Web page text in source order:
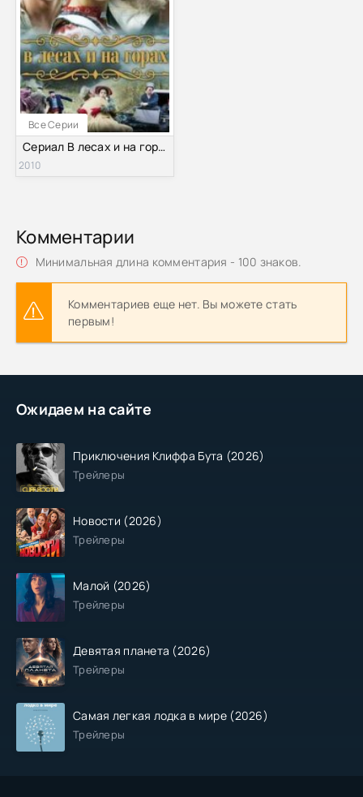
Ожидаем на сайте
Приключения Клиффа Бута (2026)
Трейлеры
Новости (2026)
Трейлеры
Малой (2026)
Трейлеры
Девятая планета (2026)
Трейлеры
Самая легкая лодка в мире (2026)
Трейлеры
Все Серии
Сериал В лесах и на горах (2010)
2010
Комментарии
Минимальная длина комментария - 100 знаков.
Комментариев еще нет. Вы можете стать
первым!